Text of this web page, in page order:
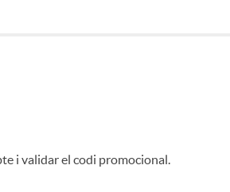
i validar el codi promocional.